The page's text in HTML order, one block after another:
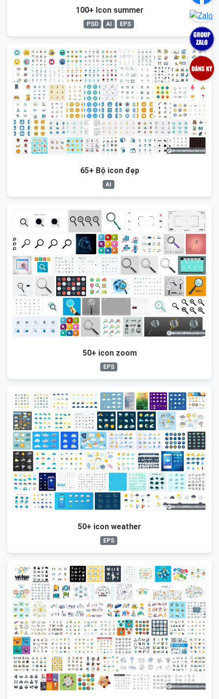
100+ Icon summer
PSD AI EPS
65+ Bộ icon đẹp
AI
50+ icon zoom
EPS
50+ icon weather
EPS